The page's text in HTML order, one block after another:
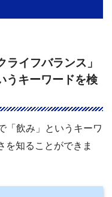
イフバランス」
うキーワードを検
「飲み」というキーワ
を知ることができま